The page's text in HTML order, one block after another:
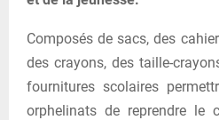
Composés de sacs, des
des crayons, des taille-
fournitures scolaires
orphelinats de reprendre le